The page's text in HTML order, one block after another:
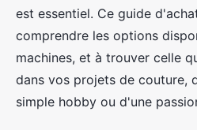
est essentiel. Ce guide
comprendre les options
machines, et à trouver celle
dans vos projets de couture,
simple hobby ou d'une